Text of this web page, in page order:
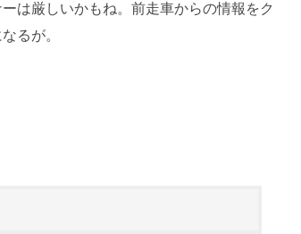
は厳しいかもね。前走車からの情報をク
るが。